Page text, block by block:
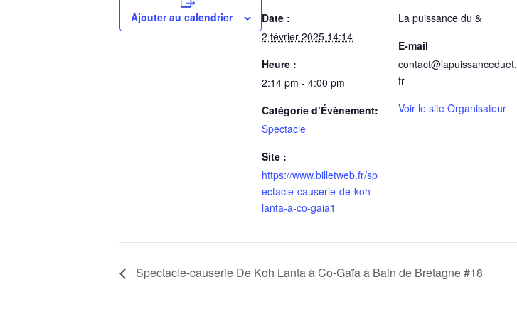
Ajouter au calendrier
Date :
2 février 2025 14:14
Heure :
2:14 pm - 4:00 pm
Catégorie d’Évènement:
Spectacle
Site :
https://www.billetweb.fr/sp
ectacle-causerie-de-koh-
lanta-a-co-gaia1
La puissance du &
E-mail
contact@lapuissanceduet.
fr
Voir le site Organisateur
Spectacle-causerie De Koh Lanta à Co-Gaïa à Bain de Bretagne #18